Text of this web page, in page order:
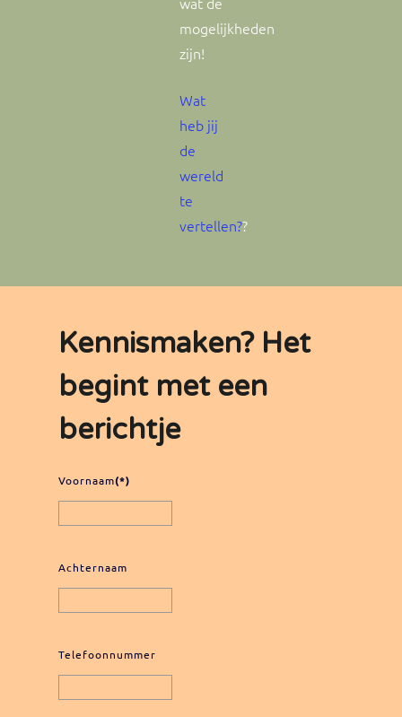
mogelijkheden
zijn!
Wat
heb jij
de
wereld
te
vertellen??
Kennismaken? Het
begint met een
berichtje
Voornaam(*)
Achternaam
Telefoonnummer